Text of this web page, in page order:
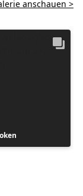
anschauen >